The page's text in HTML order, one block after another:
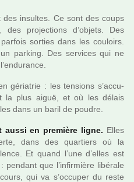
insul­tes. Ce sont des coups
pro­jec­tions d’objets. Des
sor­ties dans les cou­loirs.
par­king. Des ser­vi­ces qui ne
géria­trie : les ten­sions s’accu­
la plus aiguë, et où les délais
dans un baril de poudre.
aussi en pre­mière ligne. Elles
dans des quar­tiers où la
Et quand l’une d’elles est
que l’infir­mière libé­rale
qui va s’occu­per du reste